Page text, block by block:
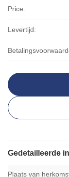
Price:
Levertijd:
Gedetailleerde
Plaats van